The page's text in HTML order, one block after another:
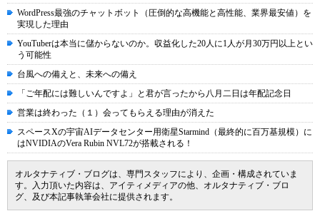
WordPress最強のチャットボット（圧倒的な高機能と高性能、業界最安値）を
実現した理由
YouTuberは本当に儲からないのか。収益化した20人に1人が月30万円以上とい
う可能性
台風への備えと、未来への備え
「ご年配には難しいんですよ」と君が言ったから八月二日は年配記念日
営業は終わった（１）会ってもらえる理由が消えた
スペースXの宇宙AIデータセンター用衛星Starmind（最終的に百万基規模）に
はNVIDIAのVera Rubin NVL72が搭載される！
オルタナティブ・ブログは、専門スタッフにより、企画・構成されていま
す。入力頂いた内容は、アイティメディアの他、オルタナティブ・ブロ
グ、及び本記事執筆会社に提供されます。